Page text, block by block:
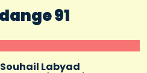
91
Souhail Labyad